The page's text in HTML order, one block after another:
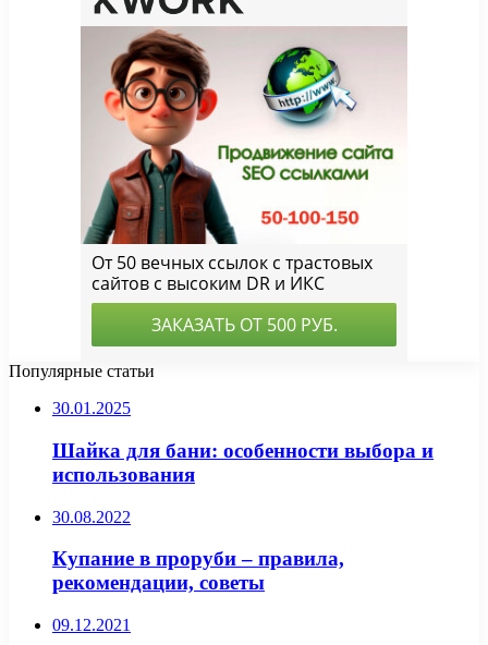
Популярные статьи
30.01.2025
Шайка для бани: особенности выбора и
использования
30.08.2022
Купание в проруби – правила,
рекомендации, советы
09.12.2021